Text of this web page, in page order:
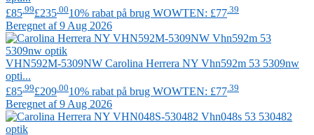
£85 .99£235 .0010% rabat på brug WOWTEN: £77 .39
Beregnet af 9 Aug 2026
VHN592M-5309NW Carolina Herrera NY Vhn592m 53 5309nw
opti...
£85 .99£209 .0010% rabat på brug WOWTEN: £77 .39
Beregnet af 9 Aug 2026